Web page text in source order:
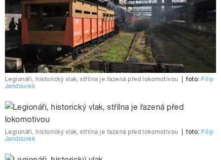
Legionáři, historický vlak, střílna je řazená před lokomotivou foto: Filip
Jandourek
Legionáři, historický vlak, střílna je řazená před lokomotivou foto: Filip
Jandourek